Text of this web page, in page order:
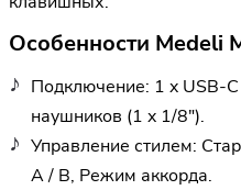
Особенности Medeli
Подключение: 1 x USB-
наушников (1 x 1/8").
Управление стилем:
A / B, Режим аккорда.